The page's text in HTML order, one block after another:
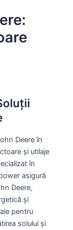
Deere în
și utilaje
în
asigură
Deere,
și
pentru
solului și